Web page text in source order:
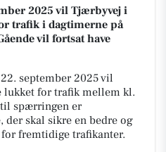
2025 vil Tjærbyvej i
trafik i dagtimerne på
vil fortsat have
september 2025 vil
lukket for trafik mellem kl.
til spærringen er
der skal sikre en bedre og
fremtidige trafikanter.